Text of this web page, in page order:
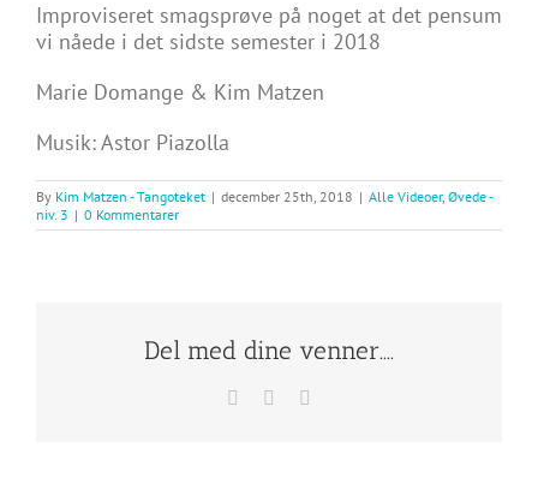
Improviseret smagsprøve på noget at det pensum
vi nåede i det sidste semester i 2018
Marie Domange & Kim Matzen
Musik: Astor Piazolla
By Kim Matzen - Tangoteket | december 25th, 2018 | Alle Videoer, Øvede -
niv. 3 | 0 Kommentarer
Del med dine venner....
Facebook